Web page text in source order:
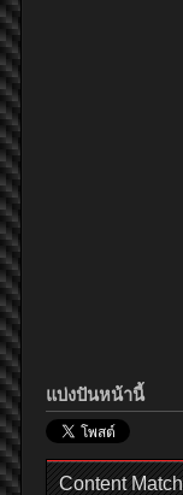
แบ่งปันหน้านี้
Content Match